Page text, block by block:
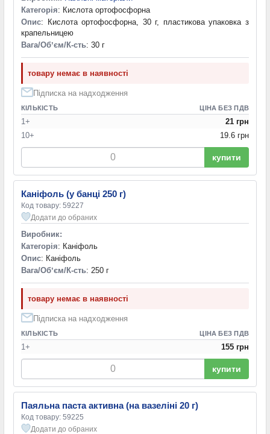
Категорія: Кислота ортофосфорна
Опис: Кислота ортофосфорна, 30 г, пластикова упаковка з
крапельницею
Вага/Обʼєм/К-сть: 30 г
товару немає в наявності
Підписка на надходження
КІЛЬКІСТЬ ЦІНА БЕЗ ПДВ
1+
21 грн
10+
19.6 грн
купити
Каніфоль (у банці 250 г)
Код товару: 59227
Додати до обраних
Виробник:
Категорія: Каніфоль
Опис: Каніфоль
Вага/Обʼєм/К-сть: 250 г
товару немає в наявності
Підписка на надходження
КІЛЬКІСТЬ ЦІНА БЕЗ ПДВ
1+ 155 грн
купити
Паяльна паста активна (на вазеліні 20 г)
Код товару: 59225
Додати до обраних